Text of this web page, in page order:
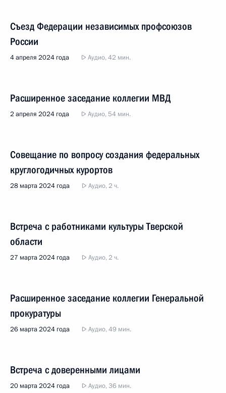
Съезд Федерации независимых профсоюзов
России
4 апреля 2024 года Аудио, 42 мин.
Расширенное заседание коллегии МВД
2 апреля 2024 года Аудио, 54 мин.
Совещание по вопросу создания федеральных
круглогодичных курортов
28 марта 2024 года Аудио, 2 ч.
Встреча с работниками культуры Тверской
области
27 марта 2024 года Аудио, 2 ч.
Расширенное заседание коллегии Генеральной
прокуратуры
26 марта 2024 года Аудио, 49 мин.
Встреча с доверенными лицами
20 марта 2024 года Аудио, 36 мин.